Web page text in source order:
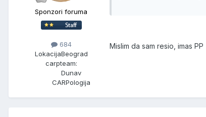
Sponzori foruma
684
LokacijaBeograd
carpteam:
Dunav
CARPologija
Mislim da sam resio, imas PP